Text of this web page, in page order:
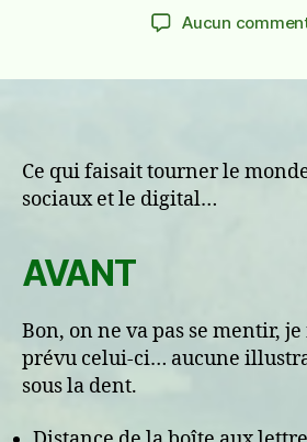
l’article
Aucun
Ce qui faisait tourner le
sociaux et le digital…
AVANT
Bon, on ne va pas se mentir, je
prévu celui-ci… aucune
sous la dent.